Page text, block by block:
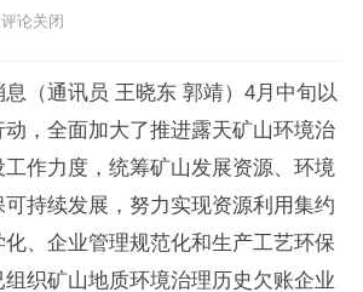
论关闭
（通讯员 王晓东 郭靖）4月中旬以
，全面加大了推进露天矿山环境治
作力度，统筹矿山发展资源、环境
持续发展，努力实现资源利用集约
、企业管理规范化和生产工艺环保
织矿山地质环境治理历史欠账企业